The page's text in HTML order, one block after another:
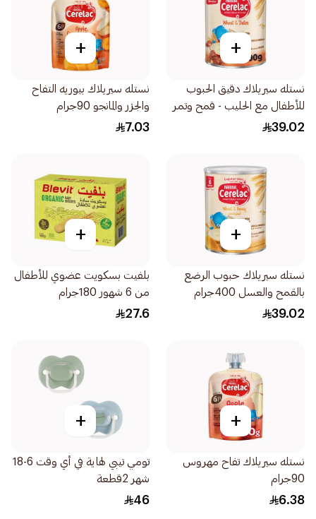
+
نستله سيريلاك دقيق الحبوب
للأطفال مع الحليب - قمح وتمر
400جرام
39.02
+
نستله سيريلاك بيوريه التفاح
والجزر والمانجو 90جرام
7.03
+
نستله سيريلاك حبوب الرضع
بالقمح والعسل 400جرام
39.02
+
بلفيت بسكويت عضوي للأطفال
من 6 شهور 180جرام
27.6
+
نستله سيريلاك تفاح مهروس
90جرام
6.38
+
تومي تيبي لهاية في أي وقت 6-18
شهر 2قطعة
46